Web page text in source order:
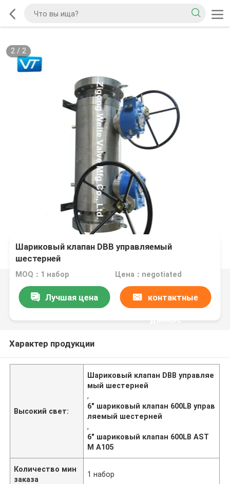
2/ 2
Шариковый клапан DBB управляемый
шестерней
MOQ：1 набор Цена：negotiated
Лучшая цена контактные
данные
Характер продукции
Высокий свет:
Шариковый клапан DBB управляе
мый шестерней
,
6" шариковый клапан 600LB управ
ляемый шестерней
,
6" шариковый клапан 600LB AST
M A105
Количество мин
заказа
1 набор